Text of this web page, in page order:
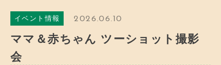
MENU & PRICE
メニュー
GALLERY
イベント情報 2026.06.10
ママ＆赤ちゃん ツーショット撮影
会